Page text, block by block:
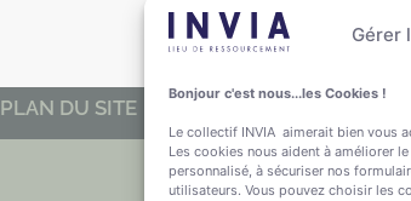
Gérer
Bonjour c'est nous...les Cookies !
Le collectif INVIA aimerait bien vous
Les cookies nous aident à améliorer
personnalisé, à sécuriser nos
utilisateurs. Vous pouvez choisir les
PLAN DU SITE